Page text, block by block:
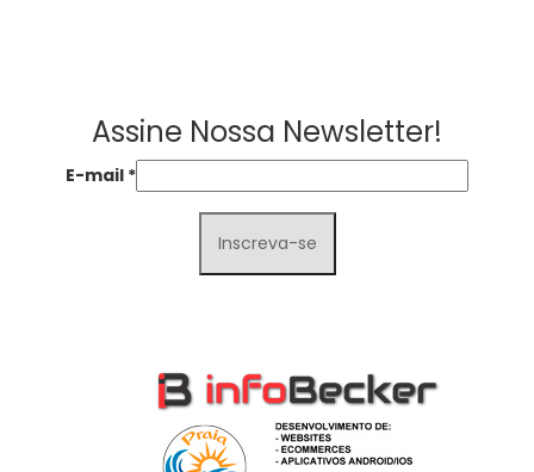
Assine Nossa Newsletter!
E-mail *